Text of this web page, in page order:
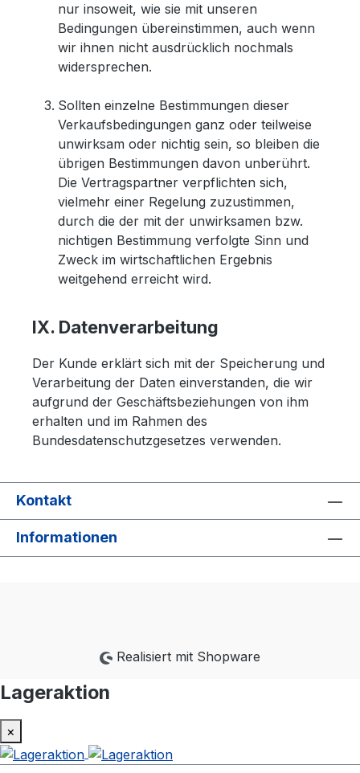
nur insoweit, wie sie mit unseren
Bedingungen übereinstimmen, auch wenn
wir ihnen nicht ausdrücklich nochmals
widersprechen.
Sollten einzelne Bestimmungen dieser
Verkaufsbedingungen ganz oder teilweise
unwirksam oder nichtig sein, so bleiben die
übrigen Bestimmungen davon unberührt.
Die Vertragspartner verpflichten sich,
vielmehr einer Regelung zuzustimmen,
durch die der mit der unwirksamen bzw.
nichtigen Bestimmung verfolgte Sinn und
Zweck im wirtschaftlichen Ergebnis
weitgehend erreicht wird.
IX. Datenverarbeitung
Der Kunde erklärt sich mit der Speicherung und
Verarbeitung der Daten einverstanden, die wir
aufgrund der Geschäftsbeziehungen von ihm
erhalten und im Rahmen des
Bundesdatenschutzgesetzes verwenden.
Kontakt
Informationen
Realisiert mit Shopware
Lageraktion
×